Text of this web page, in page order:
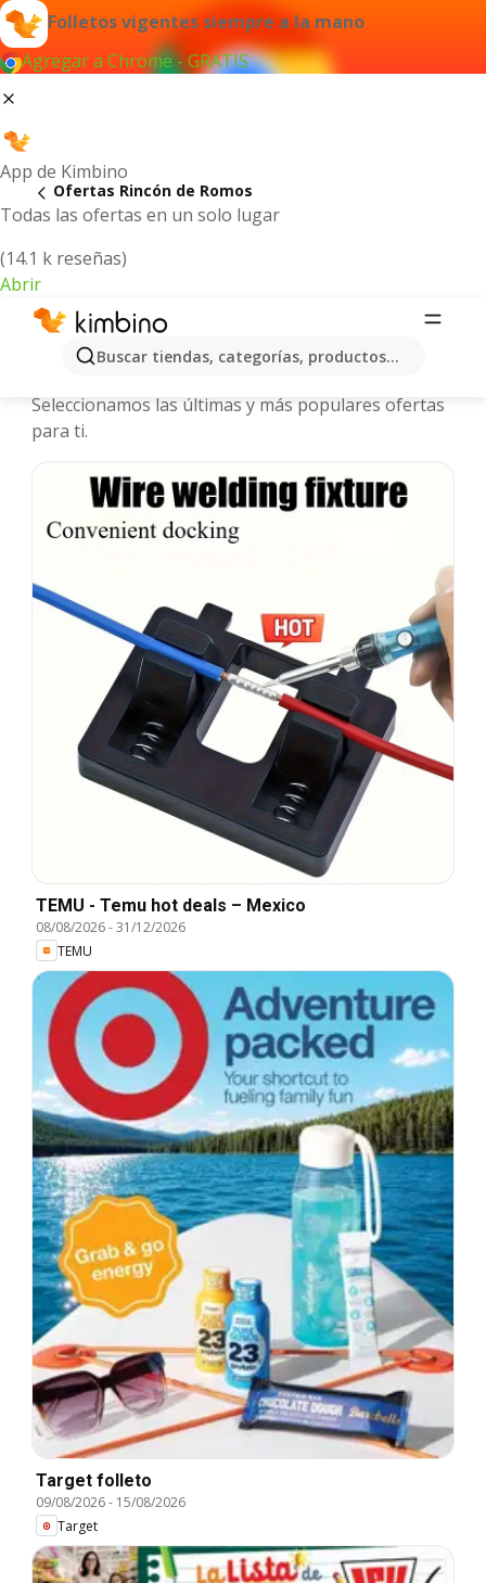
Folletos vigentes siempre a la mano
Agregar a Chrome - GRATIS
App de Kimbino
Todas las ofertas en un solo lugar
(14.1 k reseñas)
Abrir
Buscar tiendas, categorías, productos...
Ofertas Rincón de Romos
Rincón de Romos - Folletos y ofertas
Seleccionamos las últimas y más populares ofertas
para ti.
TEMU - Temu hot deals – Mexico
08/08/2026-31/12/2026
TEMU
Target folleto
09/08/2026- 15/08/2026
Target